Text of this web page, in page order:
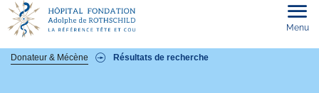
Menu
Fil
Donateur & Mécène Résultats de recherche